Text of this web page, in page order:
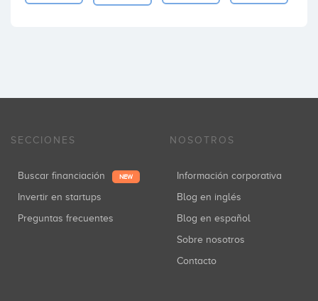
SECCIONES
Buscar financiación NEW
Invertir en startups
Preguntas frecuentes
NOSOTROS
Información corporativa
Blog en inglés
Blog en español
Sobre nosotros
Contacto